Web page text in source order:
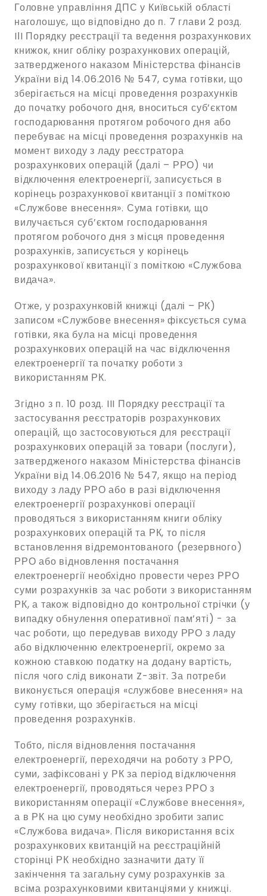
Головне управління ДПС у Київській області
наголошує, що відповідно до п. 7 глави 2 розд.
IІI Порядку реєстрації та ведення розрахункових
книжок, книг обліку розрахункових операцій,
затвердженого наказом Міністерства фінансів
України від 14.06.2016 № 547, cума готівки, що
зберігається на місці проведення розрахунків
до початку робочого дня, вноситься суб’єктом
господарювання протягом робочого дня або
перебуває на місці проведення розрахунків на
момент виходу з ладу реєстратора
розрахункових операцій (далі – РРО) чи
відключення електроенергії, записується в
корінець розрахункової квитанції з поміткою
«Службове внесення». Сума готівки, що
вилучається суб’єктом господарювання
протягом робочого дня з місця проведення
розрахунків, записується у корінець
розрахункової квитанції з поміткою «Службова
видача».
Отже, у розрахунковій книжці (далі – РК)
записом «Службове внесення» фіксується сума
готівки, яка була на місці проведення
розрахункових операцій на час відключення
електроенергії та початку роботи з
використанням РК.
Згідно з п. 10 розд. III Порядку реєстрації та
застосування реєстраторів розрахункових
операцій, що застосовуються для реєстрації
розрахункових операцій за товари (послуги),
затвердженого наказом Міністерства фінансів
України від 14.06.2016 № 547, якщо на період
виходу з ладу РРО або в разі відключення
електроенергії розрахункові операції
проводяться з використанням книги обліку
розрахункових операцій та РК, то після
встановлення відремонтованого (резервного)
РРО або відновлення постачання
електроенергії необхідно провести через РРО
суми розрахунків за час роботи з використанням
РК, а також відповідно до контрольної стрічки (у
випадку обнулення оперативної пам’яті) - за
час роботи, що передував виходу РРО з ладу
або відключенню електроенергії, окремо за
кожною ставкою податку на додану вартість,
після чого слід виконати Z-звіт. За потреби
виконується операція «службове внесення» на
суму готівки, що зберігається на місці
проведення розрахунків.
Тобто, після відновлення постачання
електроенергії, переходячи на роботу з РРО,
суми, зафіксовані у РК за період відключення
електроенергії, проводяться через РРО з
використанням операції «Службове внесення»,
а в РК на цю суму необхідно зробити запис
«Службова видача». Після використання всіх
розрахункових квитанцій на реєстраційній
сторінці РК необхідно зазначити дату її
закінчення та загальну суму розрахунків за
всіма розрахунковими квитанціями у книжці.